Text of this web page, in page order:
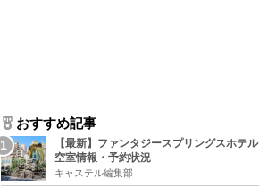
おすすめ記事
【最新】ファンタジースプリングスホテル
空室情報・予約状況
キャステル編集部